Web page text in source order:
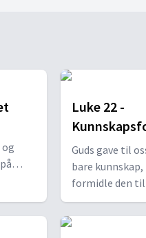
Luke 22 -
Guds gave til
bare
formidle den til